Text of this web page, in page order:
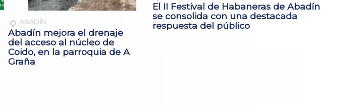
ABADÍN
Abadín mejora el drenaje
del acceso al núcleo de
Coido, en la parroquia de A
Graña
El II Festival de Habaneras de Abadín
se consolida con una destacada
respuesta del público